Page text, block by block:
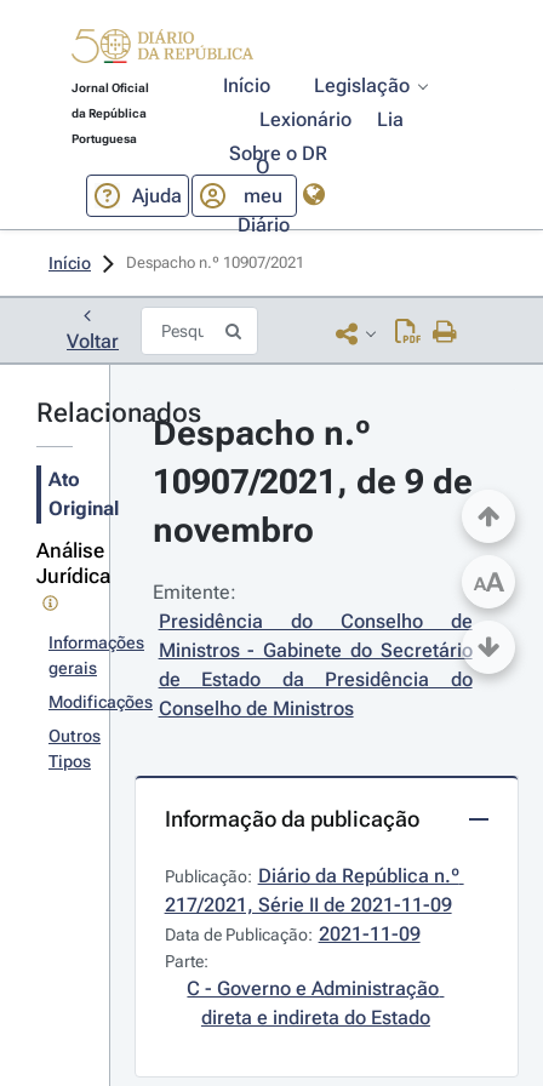
Jornal Oficial
da República
Portuguesa
Início
Legislação
Lexionário
Lia
Sobre o DR
Ajuda
O
meu
Diário
Início Despacho n.º 10907/2021
Voltar
Relacionados
Ato
Original
Análise
Jurídica
Informações
gerais
Modificações
Outros
Tipos
Despacho n.º
10907/2021, de 9 de
novembro
Emitente:
Presidência do Conselho de
Ministros - Gabinete do Secretário
de Estado da Presidência do
Conselho de Ministros
Informação da publicação
Publicação: Diário da República n.º
217/2021, Série II de 2021-11-09
Data de Publicação: 2021-11-09
Parte:
C - Governo e Administração
direta e indireta do Estado
AA